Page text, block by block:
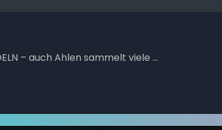
Neuer Rekord beim STADTRADELN – auch Ahlen sammelt viele Kilometer